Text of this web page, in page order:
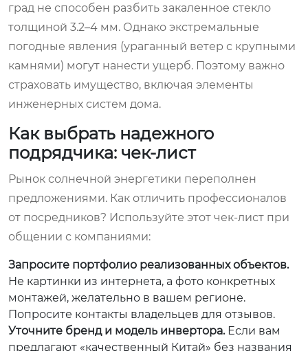
град не способен разбить закаленное стекло
толщиной 3.2–4 мм. Однако экстремальные
погодные явления (ураганный ветер с крупными
камнями) могут нанести ущерб. Поэтому важно
страховать имущество, включая элементы
инженерных систем дома.
Как выбрать надежного
подрядчика: чек-лист
Рынок солнечной энергетики переполнен
предложениями. Как отличить профессионалов
от посредников? Используйте этот чек-лист при
общении с компаниями:
Запросите портфолио реализованных объектов.
Не картинки из интернета, а фото конкретных
монтажей, желательно в вашем регионе.
Попросите контакты владельцев для отзывов.
Уточните бренд и модель инвертора.Если вам
предлагают «качественный Китай» без названия